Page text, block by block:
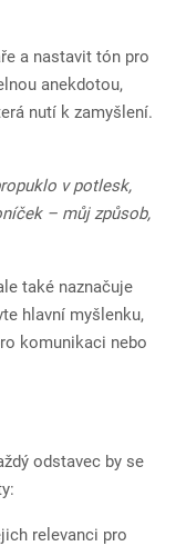
a nastavit tón pro
anekdotou,
nutí k zamyšlení.
v potlesk,
– můj způsob,
také naznačuje
hlavní myšlenku,
komunikaci nebo
odstavec by se
relevanci pro